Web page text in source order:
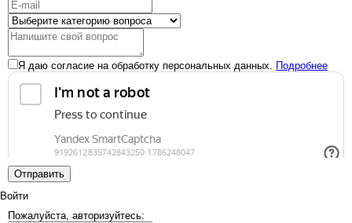
Я даю согласие на обработку персональных данных. Подробнее
Отправить
Войти
Пожалуйста, авторизуйтесь: